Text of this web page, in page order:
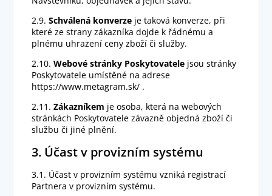
2.9.Schválená konverze je taková konverze, při
které ze strany zákazníka dojde k řádnému a
plnému uhrazení ceny zboží či služby.
2.10.Webové stránky Poskytovatele jsou stránky
Poskytovatele umístěné na adrese
https://www.metagram.sk/ .
2.11.Zákazníkem je osoba, která na webových
stránkách Poskytovatele závazně objedná zboží či
službu či jiné plnění.
3. Účast v provizním systému
3.1. Účast v provizním systému vzniká registrací
Partnera v provizním systému.